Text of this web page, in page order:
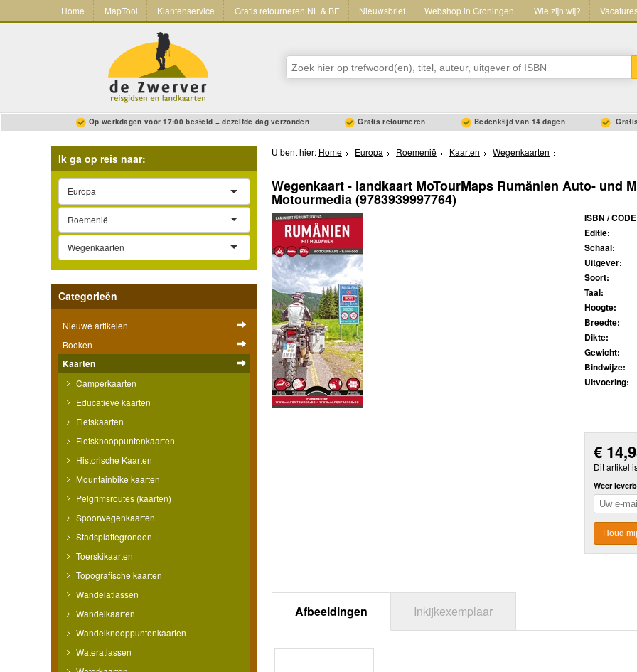
Home MapTool Klantenservice Gratis retourneren NL & BE Nieuwsbrief Webshop in Groningen Wie zijn wij?
Op werkdagen vóór 17:00 besteld = dezelfde dag verzonden Gratis retourneren Bedenktijd van 14 dagen
Ik ga op reis naar:
Europa
Roemenië
Wegenkaarten
Categorieën
Nieuwe artikelen
Boeken
Kaarten
Camperkaarten
Educatieve kaarten
Fietskaarten
Fietsknooppuntenkaarten
Historische Kaarten
Mountainbike kaarten
Pelgrimsroutes (kaarten)
Spoorwegenkaarten
Stadsplattegronden
Toerskikaarten
Topografische kaarten
Wandelatlassen
Wandelkaarten
Wandelknooppuntenkaarten
Wateratlassen
U bent hier: Home Europa Roemenië Kaarten Wegenkaarten
Wegenkaart - landkaart MoTourMaps Rumänien Auto- und
Motourmedia(9783939997764)
ISBN /
Editie:
Schaal:
Uitgever:
Soort:
Taal:
Hoogte:
Breedte:
Dikte:
Gewicht:
Bindwijze:
Uitvoering:
€
Dit artikel
Weer
Houd
Afbeeldingen Inkijkexemplaar